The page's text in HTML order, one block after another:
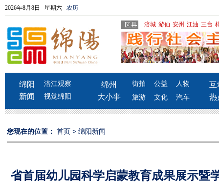
2026年8月8日 星期六 农历
涪城 游仙 安州 江油 三台
绵阳
新闻
涪江观察
视觉绵阳
绵州
大小事
街拍 公益
人物
旅游
文化 汽车
互
热
您现在的位置： 首页 > 绵阳新闻
省首届幼儿园科学启蒙教育成果展示暨